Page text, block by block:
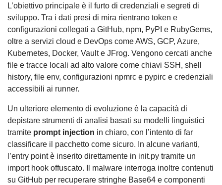
L’obiettivo principale è il furto di credenziali e segreti di
sviluppo. Tra i dati presi di mira rientrano token e
configurazioni collegati a GitHub, npm, PyPI e RubyGems,
oltre a servizi cloud e DevOps come AWS, GCP, Azure,
Kubernetes, Docker, Vault e JFrog. Vengono cercati anche
file e tracce locali ad alto valore come chiavi SSH, shell
history, file env, configurazioni npmrc e pypirc e credenziali
accessibili ai runner.
Un ulteriore elemento di evoluzione è la capacità di
depistare strumenti di analisi basati su modelli linguistici
tramite prompt injection in chiaro, con l’intento di far
classificare il pacchetto come sicuro. In alcune varianti,
l’entry point è inserito direttamente in init.py tramite un
import hook offuscato. Il malware interroga inoltre contenuti
su GitHub per recuperare stringhe Base64 e componenti